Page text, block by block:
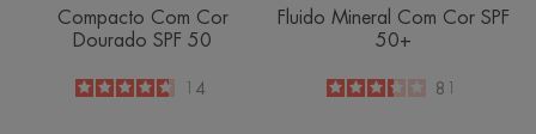
Compacto Com Cor
Dourado SPF 50
4.6
/514
Fluido Mineral Com Cor SPF
50+
3.3
/
5
81